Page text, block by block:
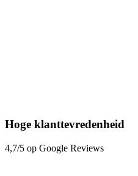
Hoge klanttevredenheid
4,7/5 op Google Reviews